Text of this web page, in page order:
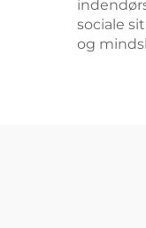
sociale
og